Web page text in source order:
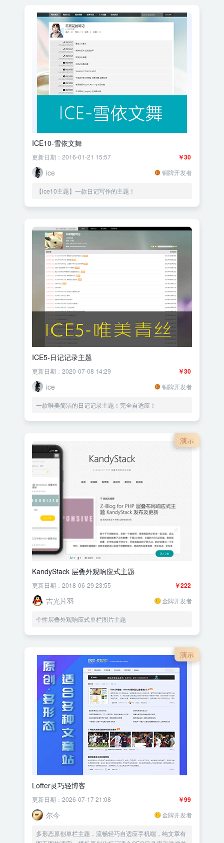
ICE10-雪依文舞
￥30
更新日期：2016-01-21 15:57
ice 铜牌开发者
【ice10主题】一款日记写作的主题！
ICE5-日记记录主题
￥30
更新日期：2020-07-08 14:29
ice 铜牌开发者
一款唯美简洁的日记记录主题！完全自适应！
演示
KandyStack 层叠外观响应式主题
￥222
更新日期：2018-06-29 23:55
吉光片羽 金牌开发者
个性层叠外观响应式单栏图片主题
演示
Lofter灵巧轻博客
￥99
更新日期：2026-07-17 21:08
尔今 金牌开发者
多形态原创单栏主题，流畅轻巧自适应手机端，纯文章有